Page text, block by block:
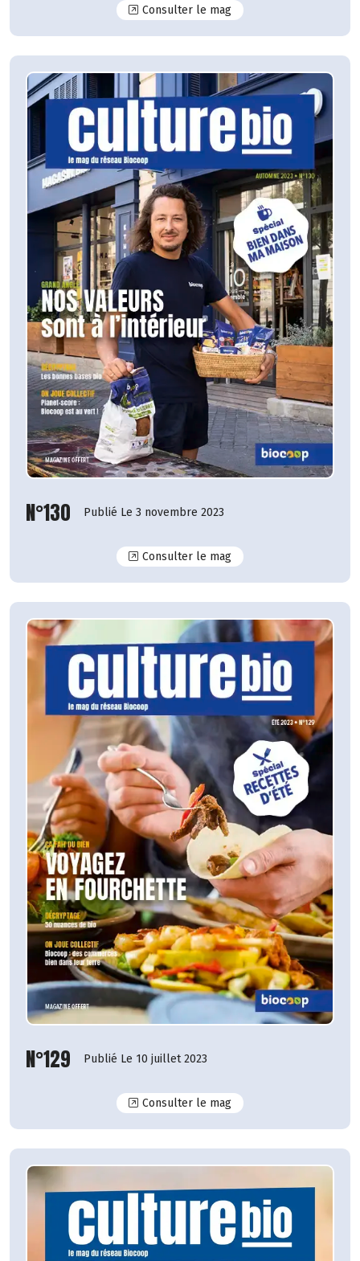
Consulter le magN°131
N°130 Publié Le 3 novembre 2023
Consulter le magN°130
N°129 Publié Le 10 juillet 2023
Consulter le magN°129